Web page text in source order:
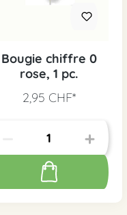
Bougie chiffre 0
rose, 1 pc.
2,95 CHF*